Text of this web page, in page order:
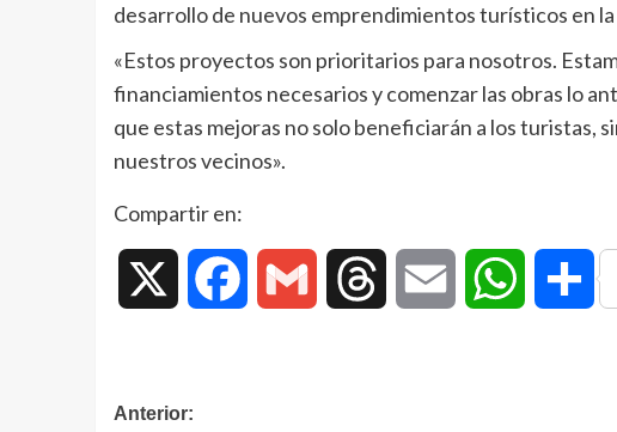
desarrollo de nuevos emprendimientos turísticos en la
«Estos proyectos son prioritarios para nosotros.
financiamientos necesarios y comenzar las obras lo
que estas mejoras no solo beneficiarán a los turistas,
nuestros vecinos».
Compartir en:
Facebook Gmail Threads Email WhatsApp
Anterior: